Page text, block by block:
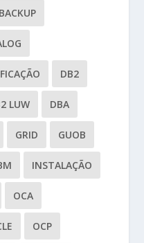
BACKUP
DB2
LUW DBA
GRID GUOB
INSTALAÇÃO
OCA
OCP